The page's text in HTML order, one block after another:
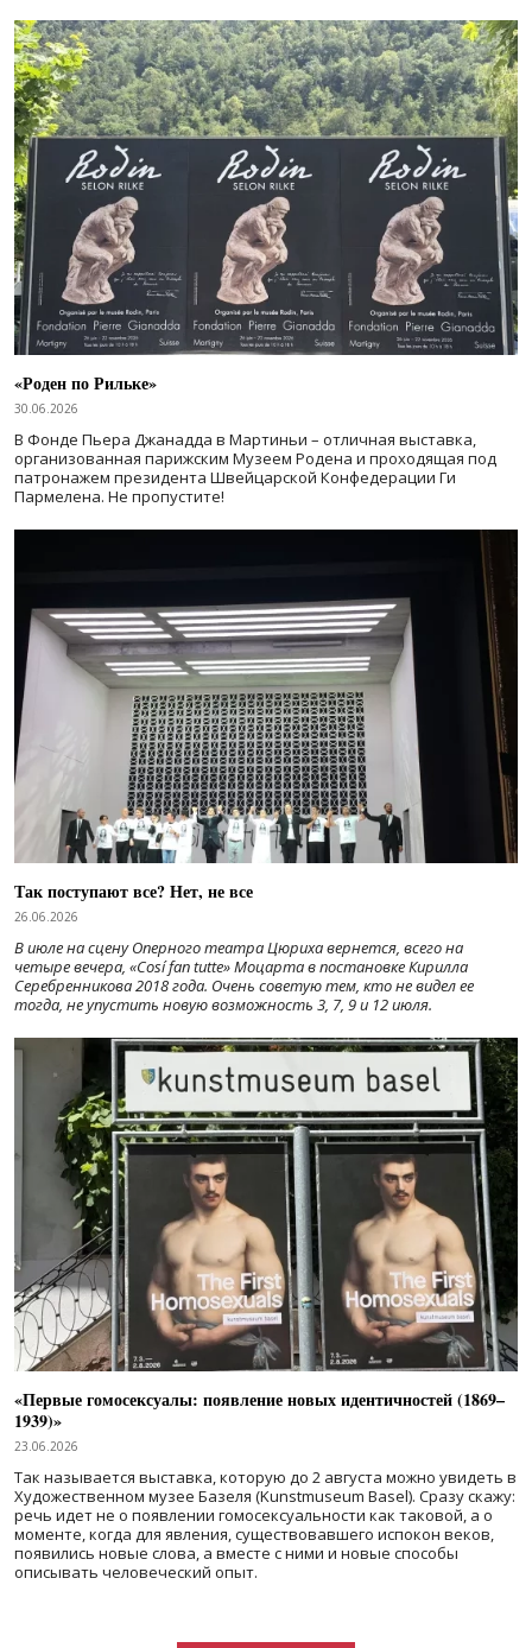
«Роден по Рильке»
30.06.2026
В Фонде Пьера Джанадда в Мартиньи – отличная выставка,
организованная парижским Музеем Родена и проходящая под
патронажем президента Швейцарской Конфедерации Ги
Пармелена. Не пропустите!
Так поступают все? Нет, не все
26.06.2026
В июле на сцену Оперного театра Цюриха вернется, всего на
четыре вечера, «Cosí fan tutte» Моцарта в постановке Кирилла
Серебренникова 2018 года. Очень советую тем, кто не видел ее
тогда, не упустить новую возможность 3, 7, 9 и 12 июля.
«Первые гомосексуалы: появление новых идентичностей (1869–
1939)»
23.06.2026
Так называется выставка, которую до 2 августа можно увидеть в
Художественном музее Базеля (Kunstmuseum Basel). Сразу скажу:
речь идет не о появлении гомосексуальности как таковой, а о
моменте, когда для явления, существовавшего испокон веков,
появились новые слова, а вместе с ними и новые способы
описывать человеческий опыт.